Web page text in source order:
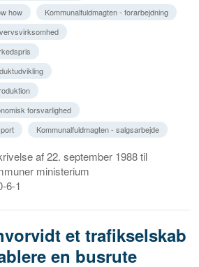
how
Kommunalfuldmagten - forarbejdning
forsvarlighed
Kommunalfuldmagten - salgsarbejde
af 22. september 1988 til
ministerium
6-1
et trafikselskab
en busrute